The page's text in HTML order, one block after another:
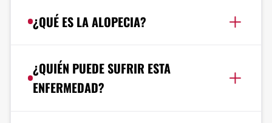
¿QUÉ ES LA ALOPECIA?
¿QUIÉN PUEDE SUFRIR ESTA
ENFERMEDAD?